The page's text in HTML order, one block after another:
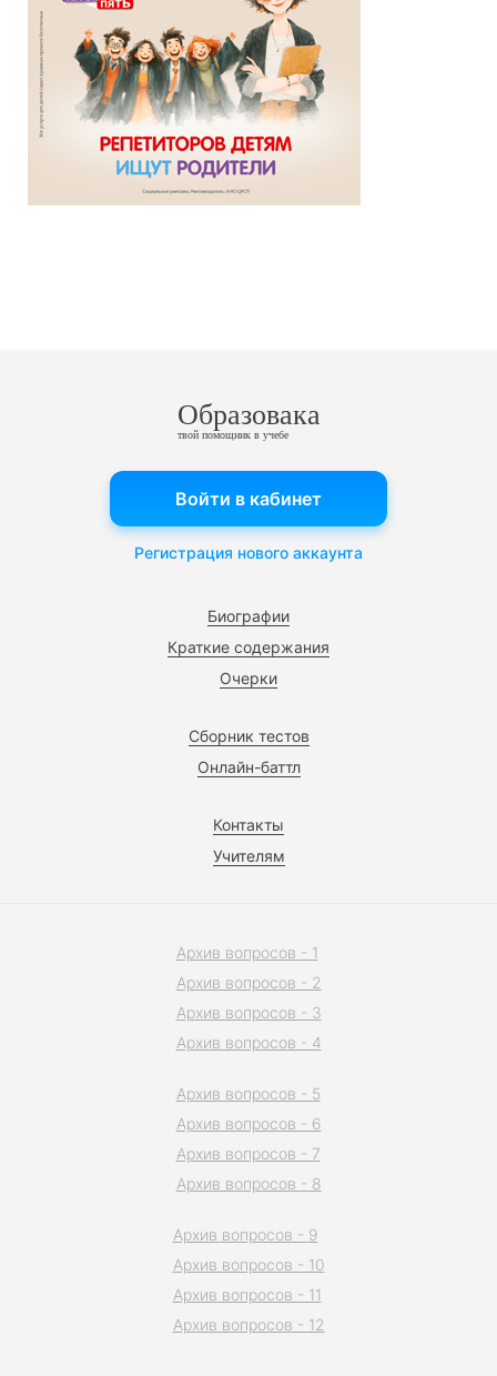
Образовака
твой помощник в учебе
Биографии
Краткие содержания
Очерки
Сборник тестов
Онлайн-баттл
Контакты
Учителям
Войти в кабинет
Регистрация нового аккаунта
Архив вопросов - 1
Архив вопросов - 2
Архив вопросов - 3
Архив вопросов - 4
Архив вопросов - 5
Архив вопросов - 6
Архив вопросов - 7
Архив вопросов - 8
Архив вопросов - 9
Архив вопросов - 10
Архив вопросов - 11
Архив вопросов - 12